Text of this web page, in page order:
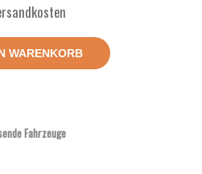
WARENKORB
Fahrzeuge